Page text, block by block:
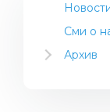
Сми о
Архив